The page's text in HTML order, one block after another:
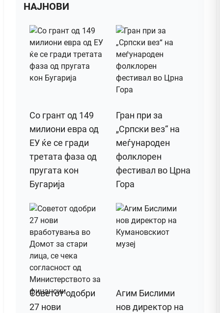
НАЈНОВИ
Со грант од 149
милиони евра од
ЕУ ќе се гради
третата фаза од
пругата кон
Бугарија
Гран при за
„Српски вез“ на
меѓународен
фолклорен
фестивал во Црна
Гора
Советот одобри
27 нови
Агим Бислими
нов директор на